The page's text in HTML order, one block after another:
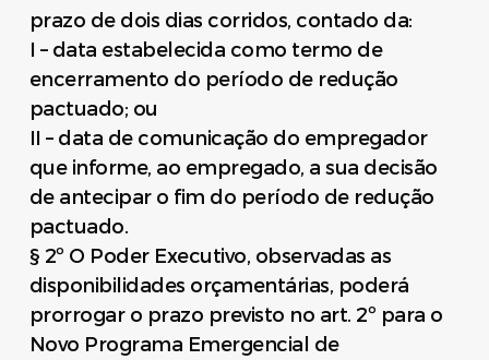
prazo de dois dias corridos, contado da:
I – data estabelecida como termo de
encerramento do período de redução
pactuado; ou
II – data de comunicação do empregador
que informe, ao empregado, a sua decisão
de antecipar o fim do período de redução
pactuado.
§ 2º O Poder Executivo, observadas as
disponibilidades orçamentárias, poderá
prorrogar o prazo previsto no art. 2º para o
Novo Programa Emergencial de